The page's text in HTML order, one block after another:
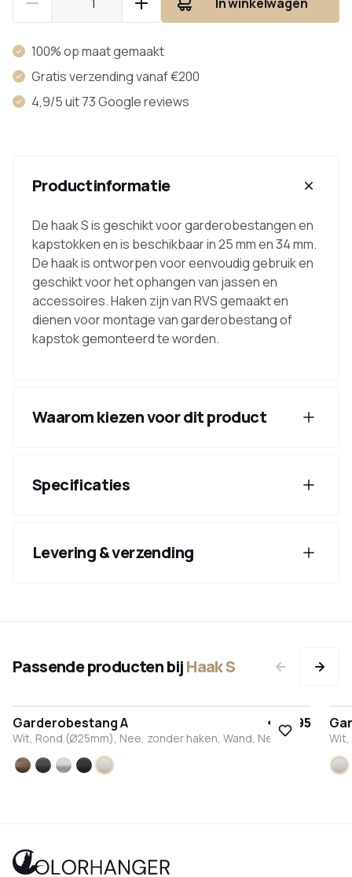
100% op maat gemaakt
Gratis verzending vanaf €200
4,9/5 uit 73 Google reviews
Productinformatie
De haak S is geschikt voor garderobestangen en
kapstokken en is beschikbaar in 25 mm en 34 mm.
De haak is ontworpen voor eenvoudig gebruik en
geschikt voor het ophangen van jassen en
accessoires. Haken zijn van RVS gemaakt en
dienen voor montage van garderobestang of
kapstok gemonteerd te worden.
Waarom kiezen voor dit product
Specificaties
Levering & verzending
Passende producten bijHaak S
Garderobestang A € 49,95
Wit, Rond (Ø25mm), Nee, zonder haken, Wand, Nee
BronsAntraciet
RVSZwart
Wit
Wit,